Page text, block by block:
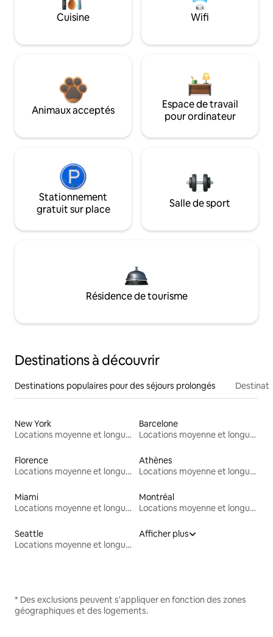
Cuisine Wifi
Animaux acceptés
Espace de travail
pour ordinateur
Stationnement
gratuit sur place
Salle de sport
Résidence de tourisme
Destinations à découvrir
Destinations populaires pour des séjours prolongés
New York
Locations moyenne et longue durée
Barcelone
Locations moyenne et longue durée
Florence
Locations moyenne et longue durée
Athènes
Locations moyenne et longue durée
Miami
Locations moyenne et longue durée
Montréal
Locations moyenne et longue durée
Seattle
Locations moyenne et longue durée
Afficher plus
* Des exclusions peuvent s'appliquer en fonction des zones
géographiques et des logements.